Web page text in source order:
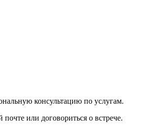
консультацию по услугам.
или договориться о встрече.